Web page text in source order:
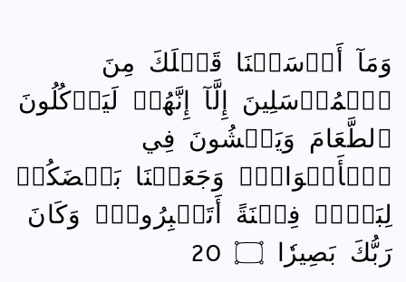
وَمَآ أَرۡسَلۡنَا قَبۡلَكَ مِنَ
ٱلۡمُرۡسَلِينَ إِلَّآ إِنَّهُمۡ لَيَأۡكُلُونَ
ٱلطَّعَامَ وَيَمۡشُونَ فِي
ٱلۡأَسۡوَاقِۗ وَجَعَلۡنَا بَعۡضَكُمۡ
لِبَعۡضٖ فِتۡنَةً أَتَصۡبِرُونَۗ وَكَانَ
رَبُّكَ بَصِيرٗا ۝ 20